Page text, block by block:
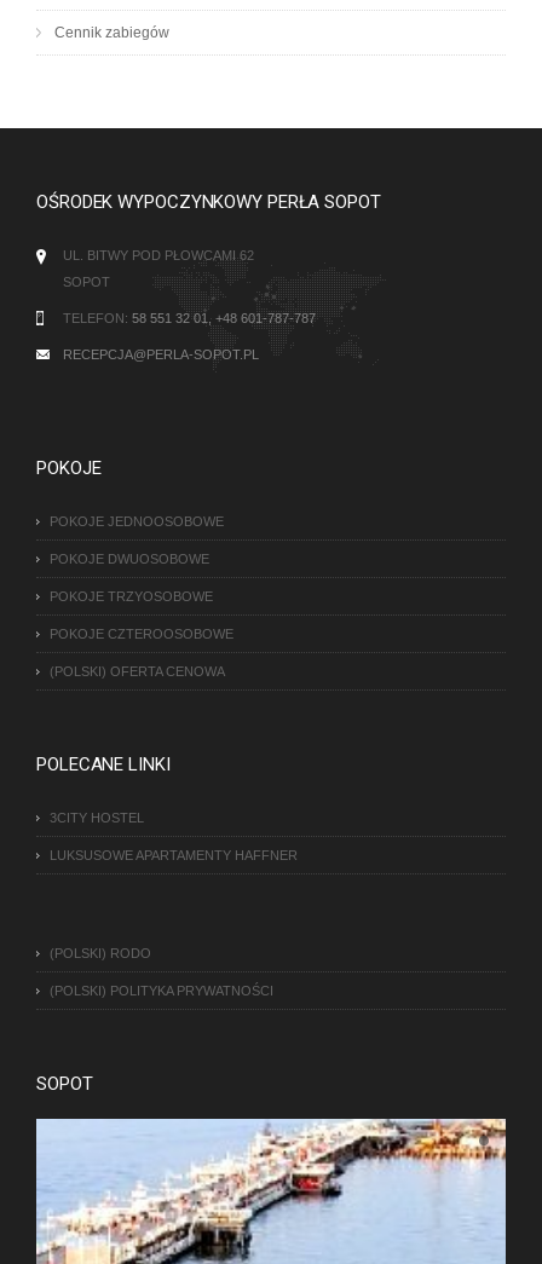
Cennik zabiegów
OŚRODEK WYPOCZYNKOWY PERŁA SOPOT
UL. BITWY POD PŁOWCAMI 62
SOPOT
TELEFON: 58 551 32 01, +48 601-787-787
RECEPCJA@PERLA-SOPOT.PL
POKOJE
POKOJE JEDNOOSOBOWE
POKOJE DWUOSOBOWE
POKOJE TRZYOSOBOWE
POKOJE CZTEROOSOBOWE
(POLSKI) OFERTA CENOWA
POLECANE LINKI
3CITY HOSTEL
LUKSUSOWE APARTAMENTY HAFFNER
(POLSKI) RODO
(POLSKI) POLITYKA PRYWATNOŚCI
SOPOT